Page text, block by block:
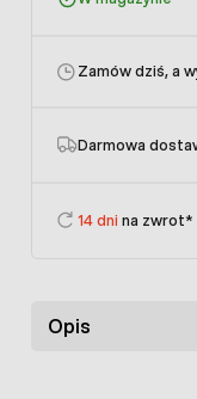
Zamów dziś, a
Darmowa
14 dni na zwrot*
Opis